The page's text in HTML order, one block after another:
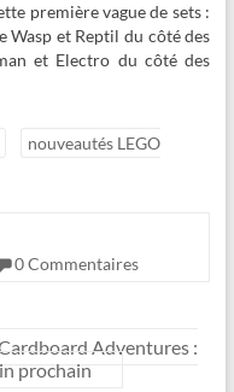
première vague de sets :
Wasp et Reptil du côté des
et Electro du côté des
nouveautés LEGO
0 Commentaires
Adventures :
prochain